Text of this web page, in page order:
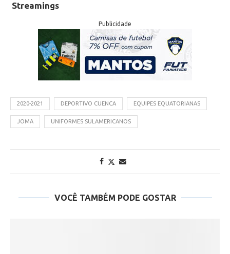
Streamings
Publicidade
2020-2021 DEPORTIVO CUENCA EQUIPES EQUATORIANAS
JOMA UNIFORMES SULAMERICANOS
VOCÊ TAMBÉM PODE GOSTAR